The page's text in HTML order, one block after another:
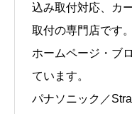
込み取付対応、カ
取付の専門店です。
ホームページ・ブ
ています。
パナソニック／